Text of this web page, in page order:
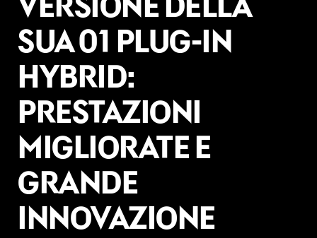
SUA 01 PLUG-IN
HYBRID:
PRESTAZIONI
MIGLIORATE E
GRANDE
INNOVAZIONE